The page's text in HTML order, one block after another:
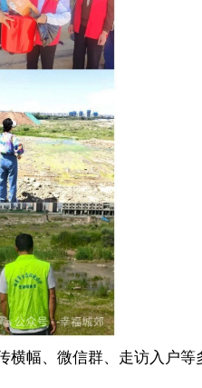
横幅、微信群、走访入户